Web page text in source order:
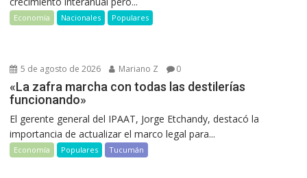
Economía Nacionales Populares
5 de agosto de 2026 Mariano Z 0
«La zafra marcha con todas las destilerías
funcionando»
El gerente general del IPAAT, Jorge Etchandy, destacó la
importancia de actualizar el marco legal para...
Economía Populares Tucumán